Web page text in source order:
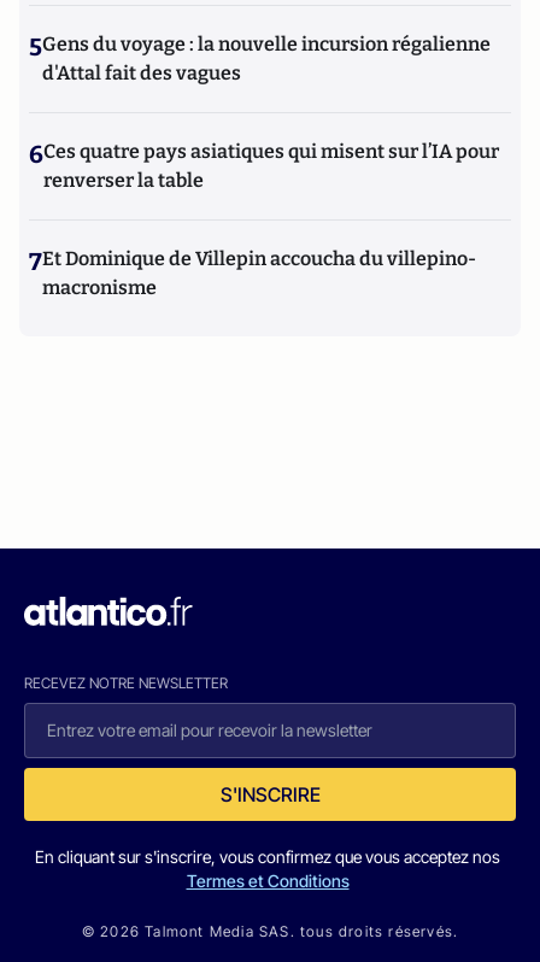
5Gens du voyage : la nouvelle incursion régalienne
d'Attal fait des vagues
6Ces quatre pays asiatiques qui misent sur l’IA pour
renverser la table
7Et Dominique de Villepin accoucha du villepino-
macronisme
RECEVEZ NOTRE NEWSLETTER
S'INSCRIRE
En cliquant sur s'inscrire, vous confirmez que vous acceptez nos
Termes et Conditions
© 2026 Talmont Media SAS. tous droits réservés.